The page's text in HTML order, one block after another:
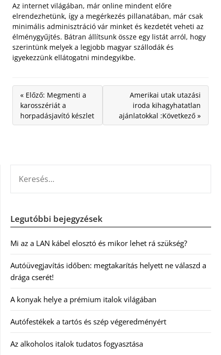
Az internet világában, már online mindent előre
elrendezhetünk, így a megérkezés pillanatában, már csak
minimális adminisztráció vár minket és kezdetét veheti az
élménygyűjtés. Bátran állítsunk össze egy listát arról, hogy
szerintünk melyek a legjobb magyar szállodák és
igyekezzünk ellátogatni mindegyikbe.
« Előző: Megmenti a
karosszériát a
horpadásjavító készlet
Amerikai utak utazási
iroda kihagyhatatlan
ajánlatokkal :Következő »
Legutóbbi bejegyzések
Mi az a LAN kábel elosztó és mikor lehet rá szükség?
Autóüvegjavítás időben: megtakarítás helyett ne válaszd a
drága cserét!
A konyak helye a prémium italok világában
Autófestékek a tartós és szép végeredményért
Az alkoholos italok tudatos fogyasztása